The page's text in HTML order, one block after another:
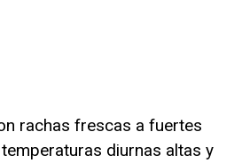
rachas frescas a fuertes
diurnas altas y